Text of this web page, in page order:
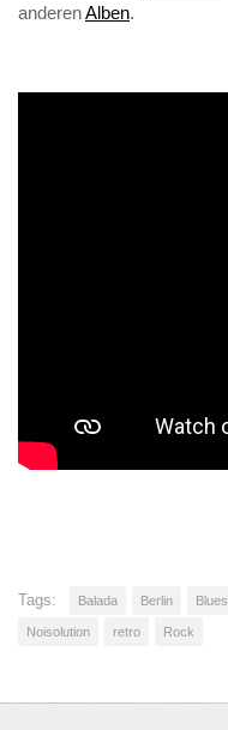
anderenAlben.
Tags: Balada Berlin Blues
Noisolution retro Rock